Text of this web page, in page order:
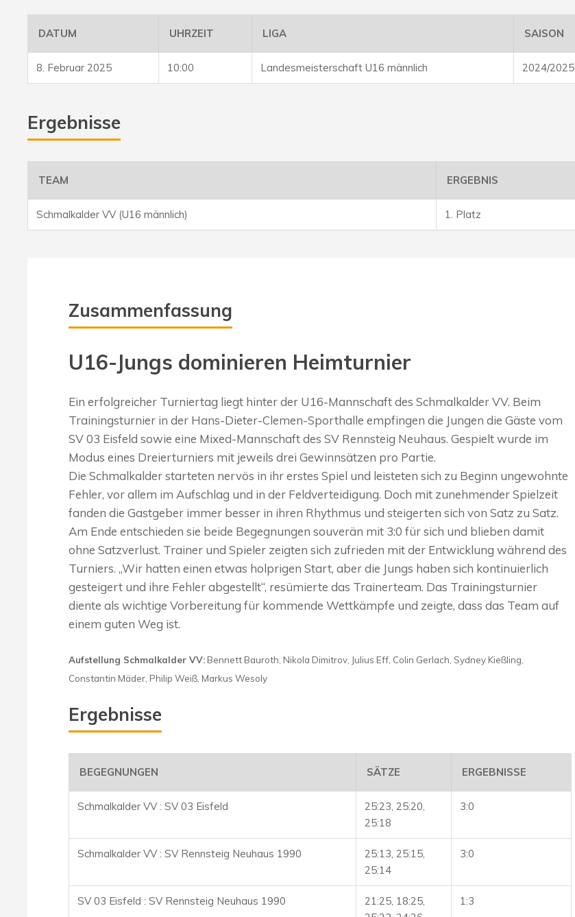
DATUM UHRZEIT LIGA SAISON
8. Februar 2025 10:00 Landesmeisterschaft U16 männlich 2024/2025
Ergebnisse
TEAM ERGEBNIS
Schmalkalder VV (U16 männlich) 1. Platz
Zusammenfassung
U16-Jungs dominieren Heimturnier
Ein erfolgreicher Turniertag liegt hinter der U16-Mannschaft des Schmalkalder VV. Beim
Trainingsturnier in der Hans-Dieter-Clemen-Sporthalle empfingen die Jungen die Gäste vom
SV 03 Eisfeld sowie eine Mixed-Mannschaft des SV Rennsteig Neuhaus. Gespielt wurde im
Modus eines Dreierturniers mit jeweils drei Gewinnsätzen pro Partie.
Die Schmalkalder starteten nervös in ihr erstes Spiel und leisteten sich zu Beginn ungewohnte
Fehler, vor allem im Aufschlag und in der Feldverteidigung. Doch mit zunehmender Spielzeit
fanden die Gastgeber immer besser in ihren Rhythmus und steigerten sich von Satz zu Satz.
Am Ende entschieden sie beide Begegnungen souverän mit 3:0 für sich und blieben damit
ohne Satzverlust. Trainer und Spieler zeigten sich zufrieden mit der Entwicklung während des
Turniers. „Wir hatten einen etwas holprigen Start, aber die Jungs haben sich kontinuierlich
gesteigert und ihre Fehler abgestellt“, resümierte das Trainerteam. Das Trainingsturnier
diente als wichtige Vorbereitung für kommende Wettkämpfe und zeigte, dass das Team auf
einem guten Weg ist.
Aufstellung Schmalkalder VV: Bennett Bauroth, Nikola Dimitrov, Julius Eff, Colin Gerlach, Sydney Kießling,
Constantin Mäder, Philip Weiß, Markus Wesoly
Ergebnisse
BEGEGNUNGEN SÄTZE ERGEBNISSE
Schmalkalder VV : SV 03 Eisfeld
25:23, 25:20,
25:18
3:0
Schmalkalder VV : SV Rennsteig Neuhaus 1990
25:13, 25:15,
25:14
3:0
SV 03 Eisfeld : SV Rennsteig Neuhaus 1990
21:25, 18:25,
1:3